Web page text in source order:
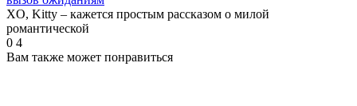
XO, Kitty – кажется простым рассказом о милой
романтической
0 4
Вам также может понравиться